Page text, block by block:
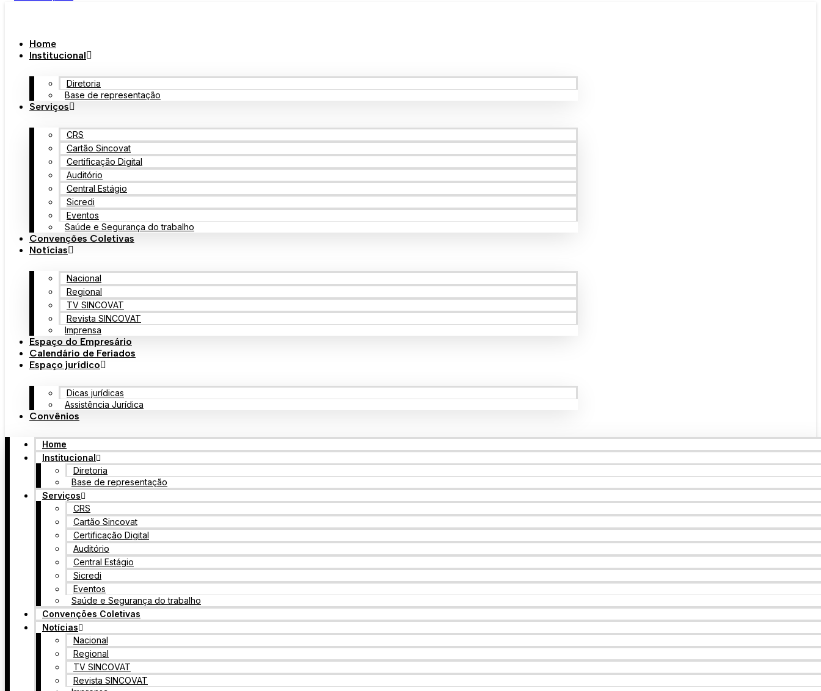
Home
Institucional
Diretoria
Base de representação
Serviços
CRS
Cartão Sincovat
Certificação Digital
Auditório
Central Estágio
Sicredi
Eventos
Saúde e Segurança do trabalho
Convenções Coletivas
Notícias
Nacional
Regional
TV SINCOVAT
Revista SINCOVAT
Imprensa
Espaço do Empresário
Calendário de Feriados
Espaço jurídico
Dicas jurídicas
Assistência Jurídica
Convênios
Home
Institucional
Diretoria
Base de representação
Serviços
CRS
Cartão Sincovat
Certificação Digital
Auditório
Central Estágio
Sicredi
Eventos
Saúde e Segurança do trabalho
Convenções Coletivas
Notícias
Nacional
Regional
TV SINCOVAT
Revista SINCOVAT